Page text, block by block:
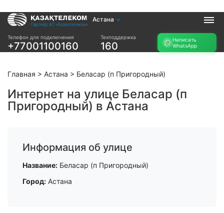
Астана
Телефон для подключения
+77001100160
Техподдержка
160
Написать
WhatsApp
Услуги
Интернет и ТВ в
Интернет и ТВ в
Интернет в офис
Прочее
возможность
названию ЖК
подбор тарифа
Подключиться к
Главная > Астана > Беласар (п Пригородный)
Интернет на улице Беласар (п
Пригородный) в Астана
Информация об улице
Название: Беласар (п Пригородный)
Город: Астана